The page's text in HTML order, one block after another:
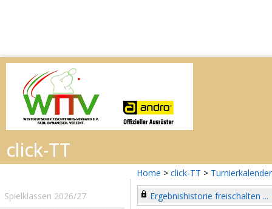
Home > click-TT > Turnierkalender
Spielklassen 2026/27
Ergebnishistorie freischalten ...